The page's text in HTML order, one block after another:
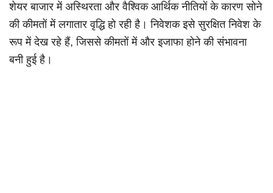
शेयर बाजार में अस्थिरता और वैश्विक आर्थिक नीतियों के कारण सोने
की कीमतों में लगातार वृद्धि हो रही है। निवेशक इसे सुरक्षित निवेश के
रूप में देख रहे हैं, जिससे कीमतों में और इजाफा होने की संभावना
बनी हुई है।